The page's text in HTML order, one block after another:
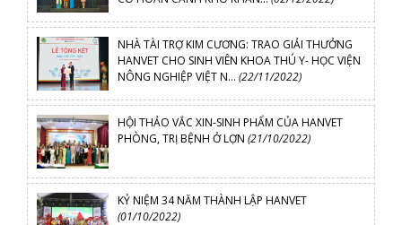
NHÀ TÀI TRỢ KIM CƯƠNG: TRAO GIẢI THƯỞNG
HANVET CHO SINH VIÊN KHOA THÚ Y- HỌC VIỆN
NÔNG NGHIỆP VIỆT N... (22/11/2022)
HỘI THẢO VẮC XIN-SINH PHẨM CỦA HANVET
PHÒNG, TRỊ BỆNH Ở LỢN (21/10/2022)
KỶ NIỆM 34 NĂM THÀNH LẬP HANVET
(01/10/2022)